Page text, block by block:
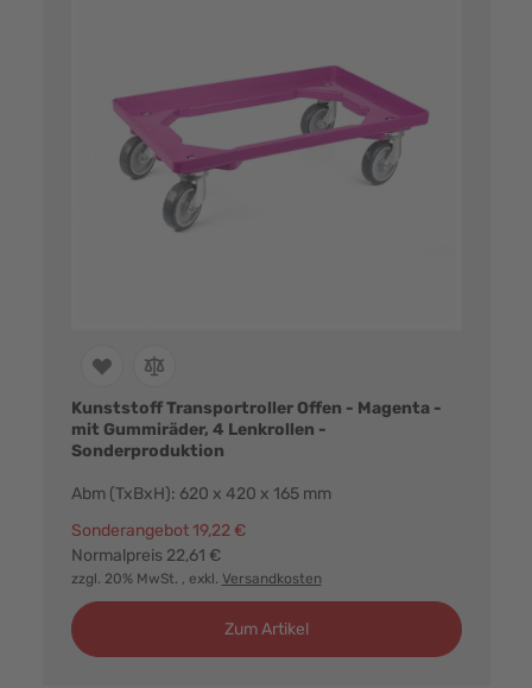
Kunststoff Transportroller Offen - Magenta -
mit Gummiräder, 4 Lenkrollen -
Sonderproduktion
Abm (TxBxH): 620 x 420 x 165 mm
Sonderangebot 19,22 €
Normalpreis 22,61 €
zzgl. 20% MwSt. , exkl. Versandkosten
Zum Artikel